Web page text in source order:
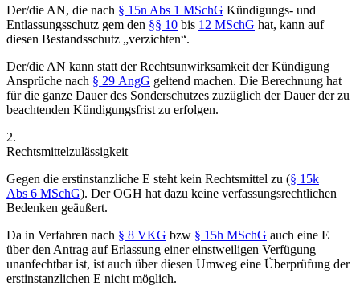
Der/die AN, die nach § 15n Abs 1 MSchG Kündigungs- und
Entlassungsschutz gem den §§ 10 bis 12 MSchG hat, kann auf
diesen Bestandsschutz „verzichten“.
Der/die AN kann statt der Rechtsunwirksamkeit der Kündigung
Ansprüche nach § 29 AngG geltend machen. Die Berechnung hat
für die ganze Dauer des Sonderschutzes zuzüglich der Dauer der zu
beachtenden Kündigungsfrist zu erfolgen.
2.
Rechtsmittelzulässigkeit
Gegen die erstinstanzliche E steht kein Rechtsmittel zu (§ 15k
Abs 6 MSchG). Der OGH hat dazu keine verfassungsrechtlichen
Bedenken geäußert.
Da in Verfahren nach § 8 VKG bzw § 15h MSchG auch eine E
über den Antrag auf Erlassung einer einstweiligen Verfügung
unanfechtbarist, ist auch über diesen Umweg eine Überprüfung der
erstinstanzlichen E nicht möglich.